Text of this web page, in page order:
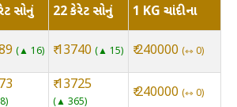
સોનું 22 કેરેટ સોનું
1 KG ચાંદીના
▲ 16 ₹ 13740 ▲ 15 ₹ 240000 ⇿ 0
₹ 13725
▲ 365
₹ 240000 ⇿ 0